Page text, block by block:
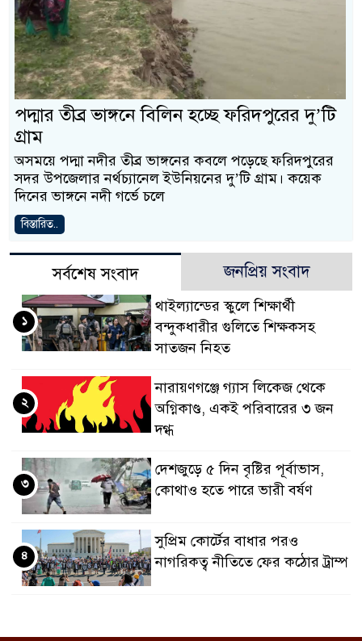
পদ্মার তীব্র ভাঙ্গনে বিলিন হচ্ছে ফরিদপুরের দু’টি
গ্রাম
অসময়ে পদ্মা নদীর তীব্র ভাঙ্গনের কবলে পড়েছে ফরিদপুরের
সদর উপজেলার নর্থচ্যানেল ইউনিয়নের দু’টি গ্রাম। কয়েক
দিনের ভাঙ্গনে নদী গর্ভে চলে
বিস্তারিত..
সর্বশেষ সংবাদ জনপ্রিয় সংবাদ
থাইল্যান্ডের স্কুলে শিক্ষার্থী
বন্দুকধারীর গুলিতে শিক্ষকসহ
সাতজন নিহত
১
নারায়ণগঞ্জে গ্যাস লিকেজ থেকে
অগ্নিকাণ্ড, একই পরিবারের ৩ জন
দগ্ধ
২
দেশজুড়ে ৫ দিন বৃষ্টির পূর্বাভাস,
কোথাও হতে পারে ভারী বর্ষণ
৩
সুপ্রিম কোর্টের বাধার পরও
নাগরিকত্ব নীতিতে ফের কঠোর ট্রাম্প
৪
বললেন যুদ্ধ ‘খুব শিগগিরই’ শেষ